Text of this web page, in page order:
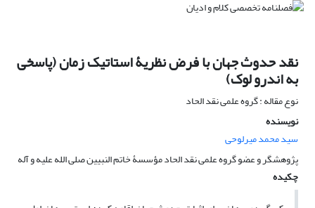
نقد حدوث جهان با فرض نظریۀ استاتیک زمان (پاسخی
به اندرو لوک)
نوع مقاله : گروه علمی نقد الحاد
نویسنده
سید محمد میرلوحی
پژوهشگر و عضو گروه علمی نقد الحاد مؤسسۀ خاتم النبیین صلی الله علیه و آله
چکیده